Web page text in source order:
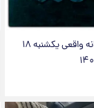
فال روزانه واقعی یکشنبه ۱۸